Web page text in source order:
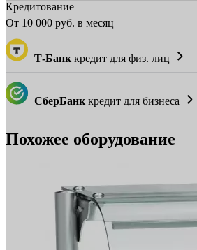
Кредитование
От 10 000 руб. в месяц
Т-Банк кредит для физ. лиц
СберБанк кредит для бизнеса
Похожее оборудование